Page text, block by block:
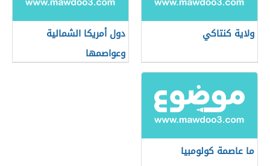
ولاية كنتاكي
دول أمريكا الشمالية
وعواصمها
ما عاصمة كولومبيا